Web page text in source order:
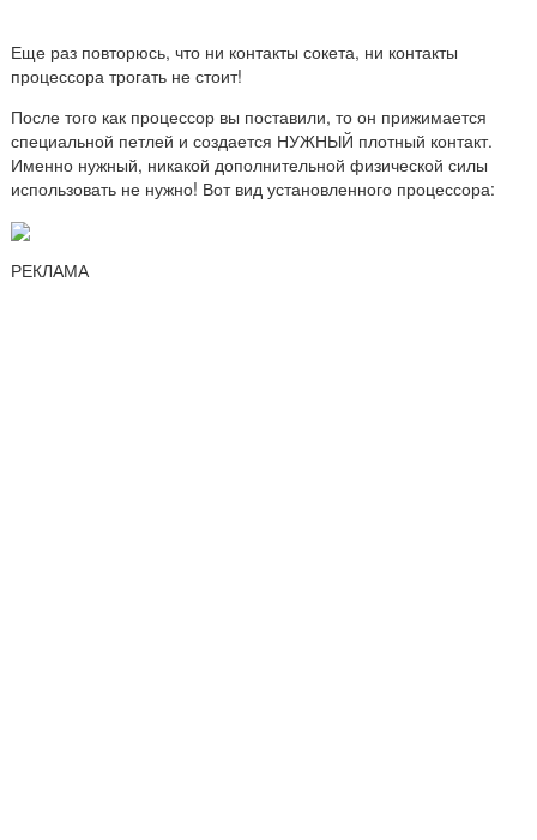
Еще раз повторюсь, что ни контакты сокета, ни контакты
процессора трогать не стоит!
После того как процессор вы поставили, то он прижимается
специальной петлей и создается НУЖНЫЙ плотный контакт.
Именно нужный, никакой дополнительной физической силы
использовать не нужно! Вот вид установленного процессора:
РЕКЛАМА